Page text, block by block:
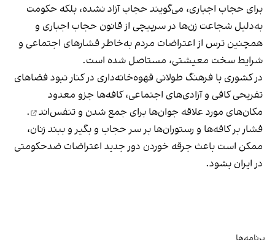
برای حجاب اجباری، می‌گویند حجاب آزاد نشده، بلکه حکومت
به‌دلیل شجاعت زن‌ها در سرپیچی از قانون حجاب اجباری و
همچنین ترس از اعتراضات مردم به‌خاطر فشارهای اجتماعی و
شرایط سخت معیشتی، مستاصل شده است.
در کشوری با فرهنگ طولانی قهوه‌‌خانه‌داری در کنار نبود فضاهای
تفریحی کافی و آزادی‌های اجتماعی، کافه‌ها جزو معدود
مکان‌های مورد علاقه جوان‌ها برای جمع شدن و تنفس‌اند
.
فشار بر کافه‌ها و رستوران‌ها بر سر حجاب و بگیر و ببند زنان،
ممکن است باعث جرقه خوردن دور جدید اعتراضات ضدحکومتی
در ایران بشود.